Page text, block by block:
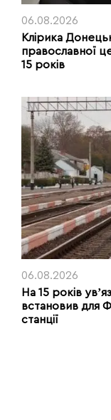
06.08.2026
Клірика
православної
15 років
06.08.2026
На 15 років
встановив для
станції